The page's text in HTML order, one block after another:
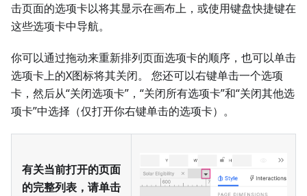
击页面的选项卡以将其显示在画布上，或使用键盘快捷键在
这些选项卡中导航。
你可以通过拖动来重新排列页面选项卡的顺序，也可以单击
选项卡上的X图标将其关闭。 您还可以右键单击一个选项
卡，然后从“关闭选项卡”，“关闭所有选项卡”和“关闭其他选
项卡”中选择（仅打开你右键单击的选项卡）。
有关当前打开的页面
的完整列表，请单击